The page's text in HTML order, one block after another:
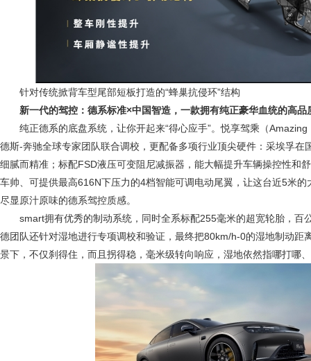
针对传统掀背车型尾部短板打造的“蜂巢抗侵环”结构
新一代的驾控：德系标准×中国智造，一款拥有纯正豪华血统的高品
纯正德系的底盘系统，让你开起来“得心应手”。悦享驾乘（
德斯-奔驰全球专家团队联合调校，更配备多项行业顶尖硬件：采埃孚在
细腻而精准；标配FSD液压可变阻尼减振器，能大幅提升车辆操控性和
车帅、可提供最高616N下压力的4档智能可调电动尾翼，让这台近5米
尽显原汁原味的德系驾控质感。
smart拥有优秀的制动系统，同时全系标配255毫米的超宽轮胎，百
德团队还针对湿地进行专项调校和验证，最终把80km/h-0的湿地制动距
景下，不仅刹得住，而且拐得稳，毫米级转向响应，湿地依然指哪打哪